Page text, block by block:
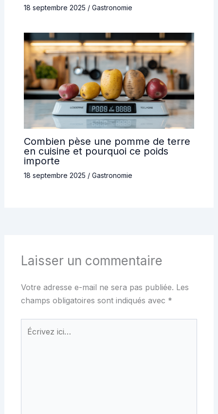
18 septembre 2025 / Gastronomie
Combien pèse une pomme de terre
en cuisine et pourquoi ce poids
importe
18 septembre 2025 / Gastronomie
Laisser un commentaire
Votre adresse e-mail ne sera pas publiée. Les
champs obligatoires sont indiqués avec *
Écrivez
ici…